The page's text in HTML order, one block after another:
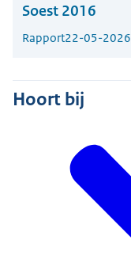
Soest 2016
Rapport22-05-2026
Hoort bij